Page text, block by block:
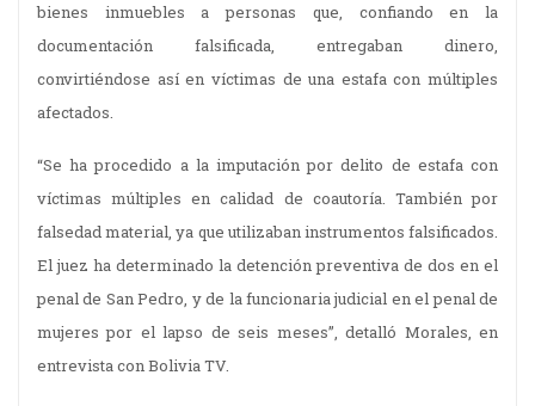
bienes inmuebles a personas que, confiando en la
documentación falsificada, entregaban dinero,
convirtiéndose así en víctimas de una estafa con múltiples
afectados.
“Se ha procedido a la imputación por delito de estafa con
víctimas múltiples en calidad de coautoría. También por
falsedad material, ya que utilizaban instrumentos falsificados.
El juez ha determinado la detención preventiva de dos en el
penal de San Pedro, y de la funcionaria judicial en el penal de
mujeres por el lapso de seis meses”, detalló Morales, en
entrevista con Bolivia TV.